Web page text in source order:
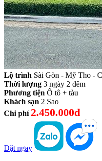
Lộ trình Sài Gòn - Mỹ Tho -
Thời lượng 3 ngày 2 đêm
Phương tiện Ô tô + tàu
Khách sạn 2 Sao
Chi phí 2.450.000đ
Đặt ngay